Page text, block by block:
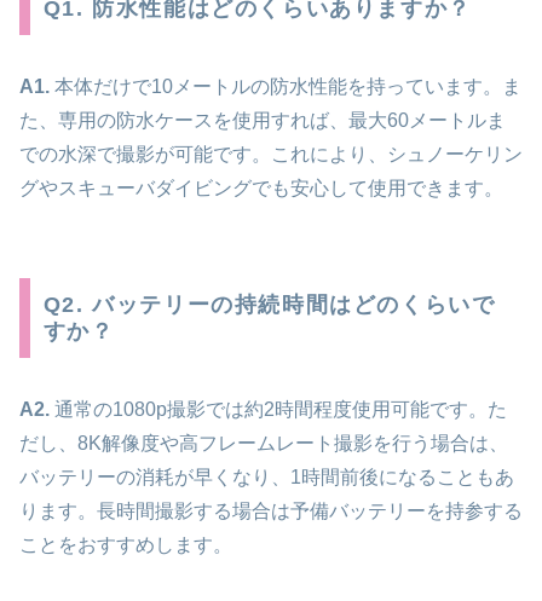
Q1. 防水性能はどのくらいありますか？
A1. 本体だけで10メートルの防水性能を持っています。ま
た、専用の防水ケースを使用すれば、最大60メートルま
での水深で撮影が可能です。これにより、シュノーケリン
グやスキューバダイビングでも安心して使用できます。
Q2. バッテリーの持続時間はどのくらいで
すか？
A2. 通常の1080p撮影では約2時間程度使用可能です。た
だし、8K解像度や高フレームレート撮影を行う場合は、
バッテリーの消耗が早くなり、1時間前後になることもあ
ります。長時間撮影する場合は予備バッテリーを持参する
ことをおすすめします。